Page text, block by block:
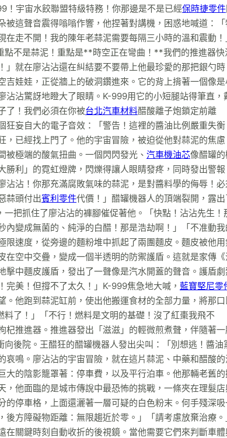
！宇宙水餃聯盟特級特務！你那邊是不是已經保時捷零件
這聲音震得嗡嗡作響，他捏著對講機，困惑地喊道：
走不開！我的陳年老蒜泥需要每隔三小時的溫和震動！
點不是蒜泥！重點是**時空正在彎曲！**我們的推進器快
就在廖沾沾還在糾結要不要帶上他最珍愛的那把銀勺時
娃娃，正從牆上的破洞鑽進來。它的背上揹著一個像
沾驚訝地瞪大了眼睛。K-999用它的小短腿站得筆直，
了！我們必須在你被台北汽車材料醋酸離子炮鎖定前離
妄自大的電子音效：「警告！這裡的醬油比例嚴重失衡
已經找上門了。他的宇宙冒險，被迫從他對蒜泥的焦慮
極端的酸氣扭曲。一個閃閃發光、 汽車機油芯像醋罐
利」的霓虹燈牌，閃爍得讓人眼睛發疼，同時發出警報
沾！你那充滿腐敗氣味的蒜泥，是對醬料學的侮辱！
蒜頭付出賓利零件代價！」醋罐機器人的頂端裂開，露出
把抓住了廖沾沾的褲腳催促著他。「快點！沾沾先生！
變成無菌的、純淨的白醋！那是浩劫啊！」「不准動我
速度，從旁邊的麵粉堆中抓起了兩團麵皮。麵皮被他
空中交疊，變成一個半透明的防禦護盾。這就是家傳
中麵皮護盾，發出了一聲像是汽水開蓋的聲音。護盾劇
美！但撐不了太久！」K-999焦急地大喊， 藍寶堅尼零
他跑到蒜泥缸前，使出他搬運食材的全部力量，將那
了！」「不行！燃料是文明的基礎！沒了紅棗我飛不
推進器。推進器發出「滋滋」的輕微煎煮聲，伴隨著
後院。王醋狂的醋罐機器人發出尖叫：「別想逃！醬油
鳴。廖沾沾的宇宙冒險，就在這片蒜泥、中藥和醋酸
的陰影籠罩著：停車費，以及平行泊車。他那輛老舊
他面臨的是城市傳說中最恐怖的挑戰，一條夾在理髮
停車格，上面還灑著一層可疑的白色粉末。何手殘深
方障礙物距離：無限趨近於零。」「請考慮放棄治療。
關鍵時刻自動收折的後視鏡。當他需要它們來判斷車